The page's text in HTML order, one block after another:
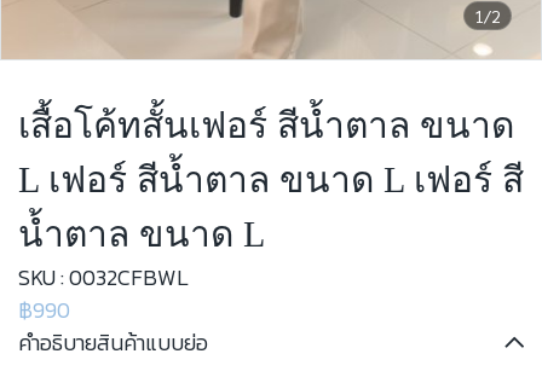
1/2
เสื้อโค้ทสั้นเฟอร์ สีน้ำตาล ขนาด
L เฟอร์ สีน้ำตาล ขนาด L เฟอร์ สี
น้ำตาล ขนาด L
SKU : 0032CFBWL
฿990
คำอธิบายสินค้าแบบย่อ